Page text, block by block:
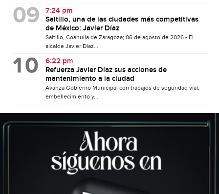
7:24 pm
Saltillo, una de las ciudades más competitivas
de México: Javier Díaz
Saltillo, Coahuila de Zaragoza; 06 de agosto de 2026.- El
alcalde Javier Díaz...
6:22 pm
Refuerza Javier Díaz sus acciones de
mantenimiento a la ciudad
Avanza Gobierno Municipal con trabajos de seguridad vial,
embellecimiento y...